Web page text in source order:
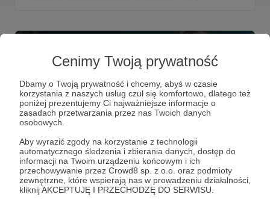
Cenimy Twoją prywatność
Dbamy o Twoją prywatność i chcemy, abyś w czasie
korzystania z naszych usług czuł się komfortowo, dlatego też
poniżej prezentujemy Ci najważniejsze informacje o
zasadach przetwarzania przez nas Twoich danych
osobowych.
Aby wyrazić zgody na korzystanie z technologii
automatycznego śledzenia i zbierania danych, dostęp do
informacji na Twoim urządzeniu końcowym i ich
przechowywanie przez Crowd8 sp. z o.o. oraz podmioty
zewnętrzne, które wspierają nas w prowadzeniu działalności,
kliknij AKCEPTUJĘ I PRZECHODZĘ DO SERWISU.
05.02.2026 ● Brak komentarzy
Krzysztof Chojecki - dusznø podcast #67